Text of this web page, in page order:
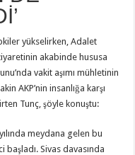
yükselirken, Adalet
akabinde hususa
vakit aşımı mühletinin
AKP’nin insanlığa karşı
Tunç, şöyle konuştu:
meydana gelen bu
başladı. Sivas davasında